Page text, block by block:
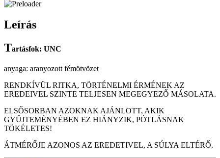
Leírás
Tartásfok: UNC
anyaga: aranyozott fémötvözet
RENDKÍVÜL RITKA, TÖRTÉNELMI ÉRMÉNEK AZ
EREDEIVEL SZINTE TELJESEN MEGEGYEZŐ MÁSOLATA.
ELSŐSORBAN AZOKNAK AJÁNLOTT, AKIK
GYŰJTEMÉNYÉBEN EZ HIÁNYZIK, PÓTLÁSNAK
TÖKÉLETES!
ÁTMÉRŐJE AZONOS AZ EREDETIVEL, A SÚLYA ELTÉRŐ.